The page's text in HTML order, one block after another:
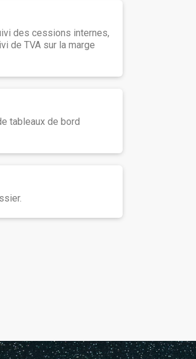
des cessions internes,
de TVA sur la marge
tableaux de bord